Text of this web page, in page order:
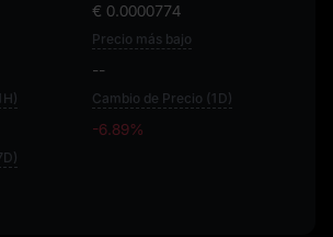
€ 0.0000774
Precio más bajo
--
Cambio de Precio (1D)
-6.89%